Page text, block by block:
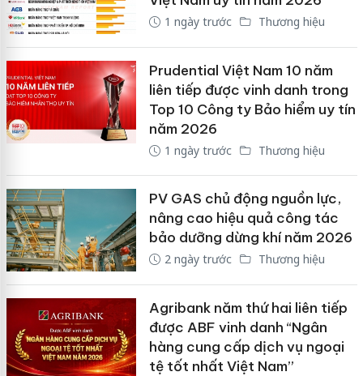
1 ngày trước Thương hiệu
Prudential Việt Nam 10 năm
liên tiếp được vinh danh trong
Top 10 Công ty Bảo hiểm uy tín
năm 2026
1 ngày trước Thương hiệu
PV GAS chủ động nguồn lực,
nâng cao hiệu quả công tác
bảo dưỡng dừng khí năm 2026
2 ngày trước Thương hiệu
Agribank năm thứ hai liên tiếp
được ABF vinh danh “Ngân
hàng cung cấp dịch vụ ngoại
tệ tốt nhất Việt Nam”